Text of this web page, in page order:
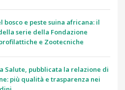
bosco e peste suina africana: il
serie della Fondazione
e Zootecniche
Salute, pubblicata la relazione di
più qualità e trasparenza nei